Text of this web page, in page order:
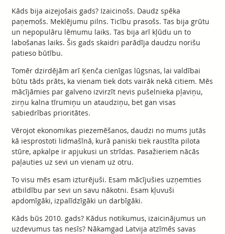
Kāds bija aizejošais gads? Izaicinošs. Daudz spēka
paņemošs. Meklējumu pilns. Ticību prasošs. Tas bija grūtu
un nepopulāru lēmumu laiks. Tas bija arī kļūdu un to
labošanas laiks. Šis gads skaidri parādīja daudzu norišu
patieso būtību.
Tomēr dzirdējām arī Ķenča cienīgas lūgsnas, lai valdībai
būtu tāds prāts, ka vienam tiek dots vairāk nekā citiem. Mēs
mācījāmies par galveno izvirzīt nevis pušelnieka pļaviņu,
zirņu kalna tīrumiņu un ataudziņu, bet gan visas
sabiedrības prioritātes.
Vērojot ekonomikas piezemēšanos, daudzi no mums jutās
kā iesprostoti lidmašīnā, kurā paniski tiek raustīta pilota
stūre, apkalpe ir apjukusi un strīdas. Pasažieriem nācās
paļauties uz sevi un vienam uz otru.
To visu mēs esam izturējuši. Esam mācījušies uzņemties
atbildību par sevi un savu nākotni. Esam kļuvuši
apdomīgāki, izpalīdzīgāki un darbīgāki.
Kāds būs 2010. gads? Kādus notikumus, izaicinājumus un
uzdevumus tas nesīs? Nākamgad Latvija atzīmēs savas